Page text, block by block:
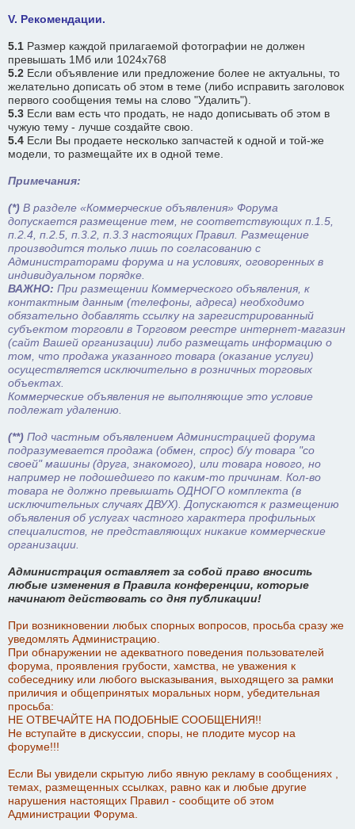
V. Рекомендации.
5.1 Размер каждой прилагаемой фотографии не должен
превышать 1Мб или 1024х768
5.2 Если объявление или предложение более не актуальны, то
желательно дописать об этом в теме (либо исправить заголовок
первого сообщения темы на слово "Удалить").
5.3 Если вам есть что продать, не надо дописывать об этом в
чужую тему - лучше создайте свою.
5.4 Если Вы продаете несколько запчастей к одной и той-же
модели, то размещайте их в одной теме.
Примечания:
(*) В разделе «Коммерческие объявления» Форума
допускается размещение тем, не соответствующих п.1.5,
п.2.4, п.2.5, п.3.2, п.3.3 настоящих Правил. Размещение
производится только лишь по согласованию с
Администраторами форума и на условиях, оговоренных в
индивидуальном порядке.
ВАЖНО: При размещении Коммерческого объявления, к
контактным данным (телефоны, адреса) необходимо
обязательно добавлять ссылку на зарегистрированный
субъектом торговли в Торговом реестре интернет-магазин
(сайт Вашей организации) либо размещать информацию о
том, что продажа указанного товара (оказание услуги)
осуществляется исключительно в розничных торговых
объектах.
Коммерческие объявления не выполняющие это условие
подлежат удалению.
(**) Под частным объявлением Администрацией форума
подразумевается продажа (обмен, спрос) б/у товара "со
своей" машины (друга, знакомого), или товара нового, но
например не подошедшего по каким-то причинам. Кол-во
товара не должно превышать ОДНОГО комплекта (в
исключительных случаях ДВУХ). Допускаются к размещению
объявления об услугах частного характера профильных
специалистов, не представляющих никакие коммерческие
организации.
Администрация оставляет за собой право вносить
любые изменения в Правила конференции, которые
начинают действовать со дня публикации!
При возникновении любых спорных вопросов, просьба сразу же
уведомлять Администрацию.
При обнаружении не адекватного поведения пользователей
форума, проявления грубости, хамства, не уважения к
собеседнику или любого высказывания, выходящего за рамки
приличия и общепринятых моральных норм, убедительная
просьба:
НЕ ОТВЕЧАЙТЕ НА ПОДОБНЫЕ СООБЩЕНИЯ!!
Не вступайте в дискуссии, споры, не плодите мусор на
форуме!!!
Если Вы увидели скрытую либо явную рекламу в сообщениях ,
темах, размещенных ссылках, равно как и любые другие
нарушения настоящих Правил - сообщите об этом
Администрации Форума.